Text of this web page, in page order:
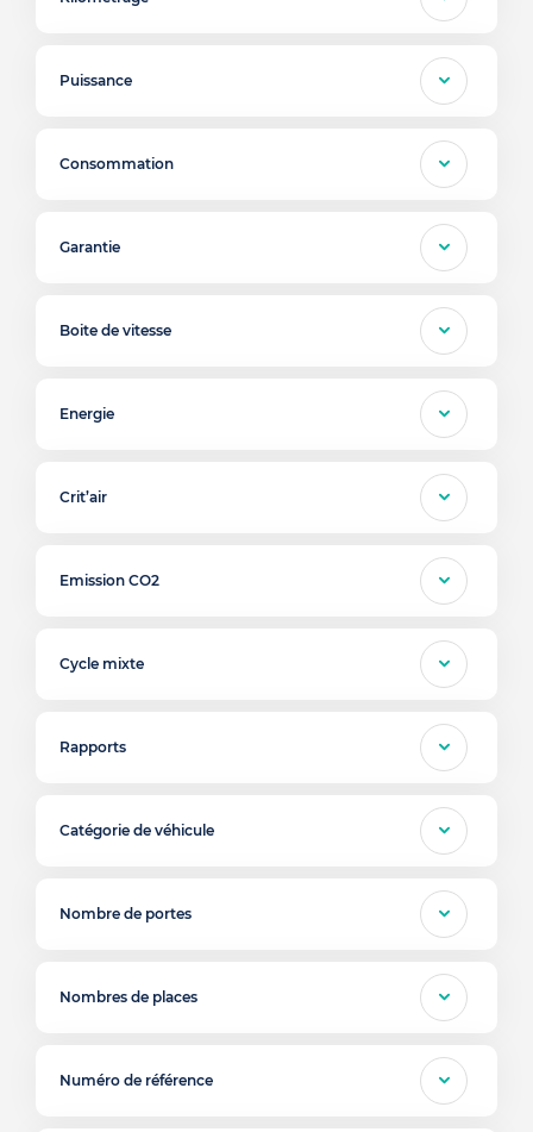
Puissance
Consommation
Garantie
Boite de vitesse
Energie
Crit’air
Emission CO2
Cycle mixte
Rapports
Catégorie de véhicule
Nombre de portes
Nombres de places
Numéro de référence